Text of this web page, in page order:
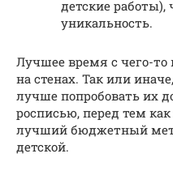
детские
уникальность.
Лучшее время с чего-то
на стенах. Так или
лучше попробовать их
росписью, перед тем
лучший бюджетный
детской.